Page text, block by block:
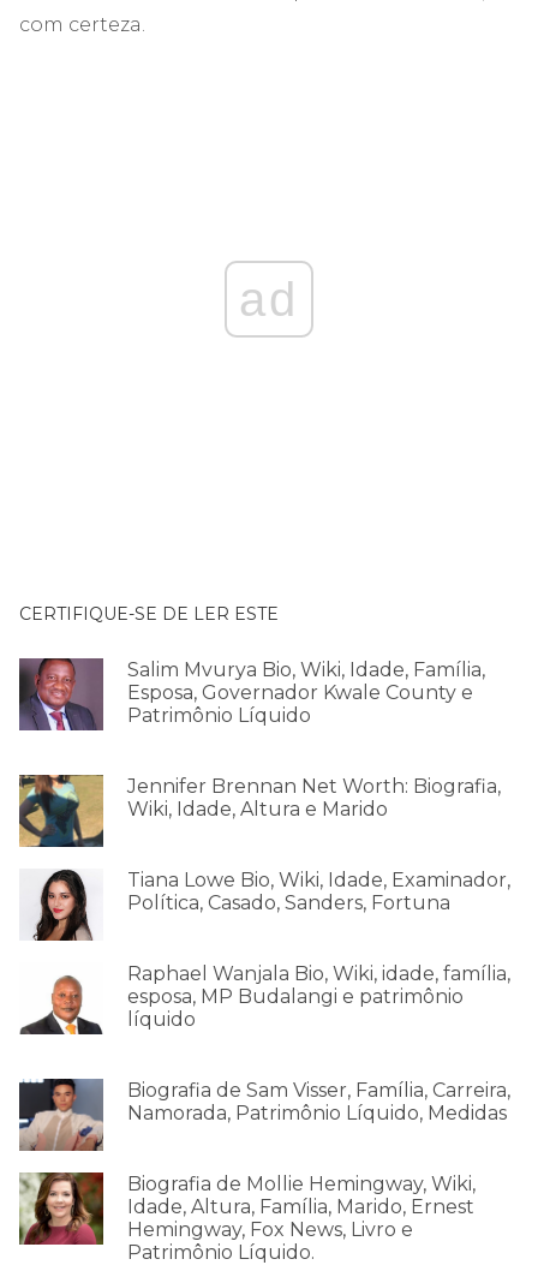
com certeza.
ad
CERTIFIQUE-SE DE LER ESTE
Salim Mvurya Bio, Wiki, Idade, Família,
Esposa, Governador Kwale County e
Patrimônio Líquido
Jennifer Brennan Net Worth: Biografia,
Wiki, Idade, Altura e Marido
Tiana Lowe Bio, Wiki, Idade, Examinador,
Política, Casado, Sanders, Fortuna
Raphael Wanjala Bio, Wiki, idade, família,
esposa, MP Budalangi e patrimônio
líquido
Biografia de Sam Visser, Família, Carreira,
Namorada, Patrimônio Líquido, Medidas
Biografia de Mollie Hemingway, Wiki,
Idade, Altura, Família, Marido, Ernest
Hemingway, Fox News, Livro e
Patrimônio Líquido.